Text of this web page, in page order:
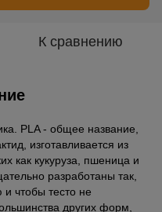
К сравнению
PLA - общее название,
изготавливается из
как кукуруза, пшеница и
разработаны так,
и чтобы тесто не
других форм,